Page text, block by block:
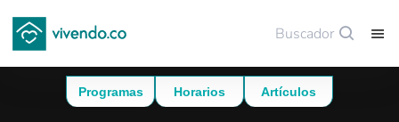
Buscador
Programas Horarios Artículos
Guardar